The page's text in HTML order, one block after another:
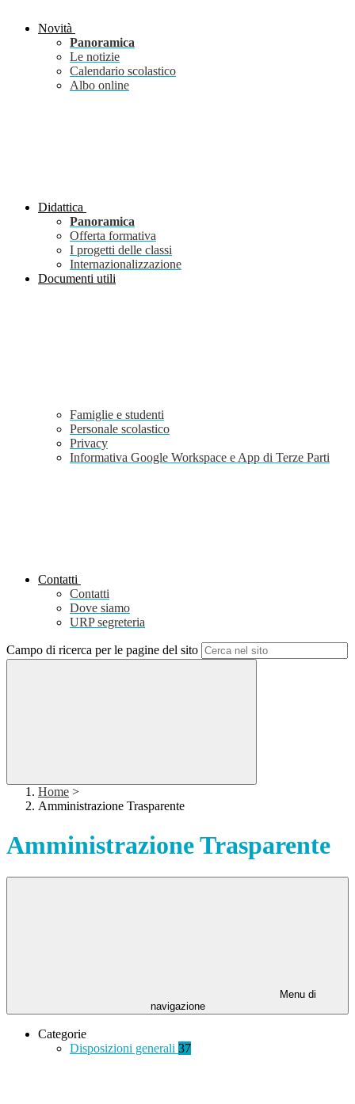
Novità
Panoramica
Le notizie
Calendario scolastico
Albo online
Didattica
Panoramica
Offerta formativa
I progetti delle classi
Internazionalizzazione
Documenti utili
Famiglie e studenti
Personale scolastico
Privacy
Informativa Google Workspace e App di Terze Parti
Contatti
Contatti
Dove siamo
URP segreteria
Campo di ricerca per le pagine del sito
Home >
Amministrazione Trasparente
Amministrazione Trasparente
Menu di
navigazione
Categorie
Disposizioni generali 37